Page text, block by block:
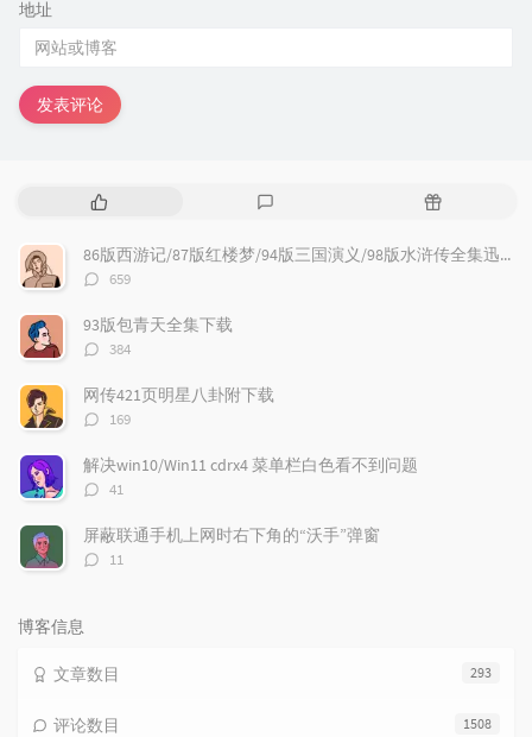
地址
发表评论
热
文
章
评
论
随
文
章
86版西游记/87版红楼梦/94版三国演义/98版水浒传全集迅雷下载
评
数：
659
93版包青天全集下载
评
数：
384
网传421页明星八卦附下载
评
数：
169
解决win10/Win11 cdrx4 菜单栏白色看不到问题
评
数：
41
屏蔽联通手机上网时右下角的“沃手”弹窗
评
11
博客信息
293
文章数目
1508
评论数目